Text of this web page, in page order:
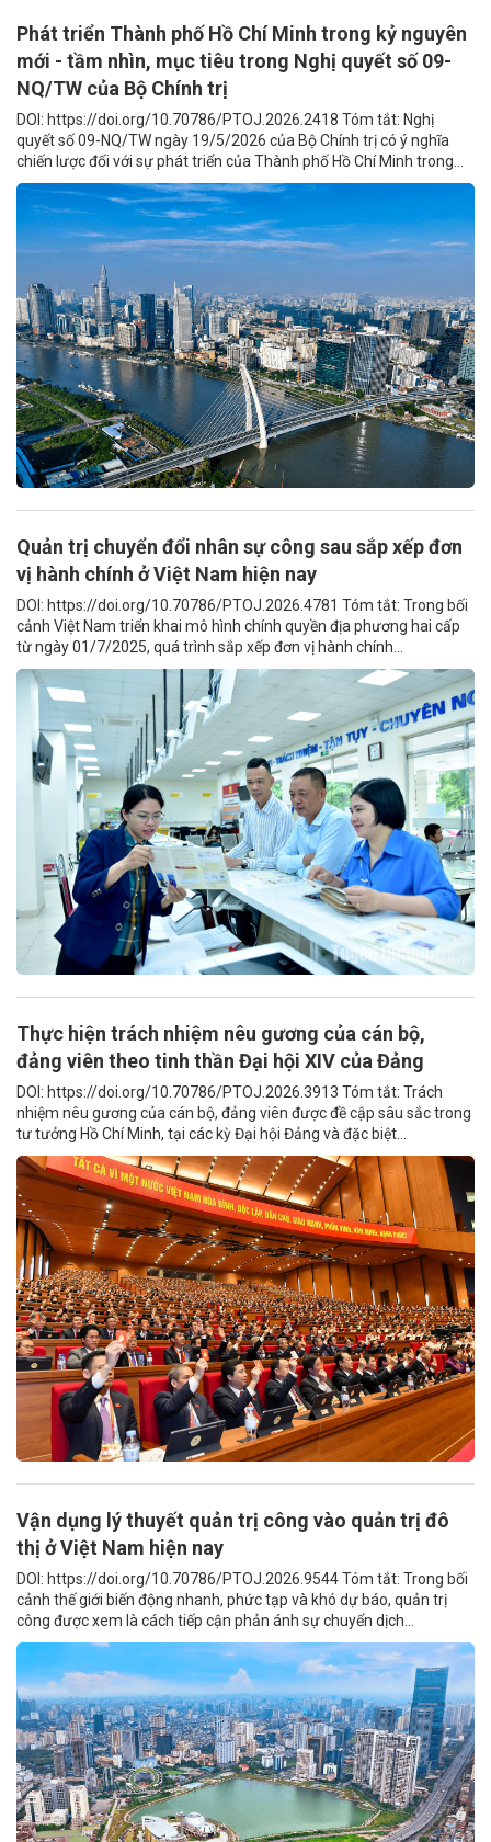
Phát triển Thành phố Hồ Chí Minh trong kỷ nguyên
mới - tầm nhìn, mục tiêu trong Nghị quyết số 09-
NQ/TW của Bộ Chính trị
DOI: https://doi.org/10.70786/PTOJ.2026.2418 Tóm tắt: Nghị
quyết số 09-NQ/TW ngày 19/5/2026 của Bộ Chính trị có ý nghĩa
chiến lược đối với sự phát triển của Thành phố Hồ Chí Minh trong...
Quản trị chuyển đổi nhân sự công sau sắp xếp đơn
vị hành chính ở Việt Nam hiện nay
DOI: https://doi.org/10.70786/PTOJ.2026.4781 Tóm tắt: Trong bối
cảnh Việt Nam triển khai mô hình chính quyền địa phương hai cấp
từ ngày 01/7/2025, quá trình sắp xếp đơn vị hành chính...
Thực hiện trách nhiệm nêu gương của cán bộ,
đảng viên theo tinh thần Đại hội XIV của Đảng
DOI: https://doi.org/10.70786/PTOJ.2026.3913 Tóm tắt: Trách
nhiệm nêu gương của cán bộ, đảng viên được đề cập sâu sắc trong
tư tưởng Hồ Chí Minh, tại các kỳ Đại hội Đảng và đặc biệt...
Vận dụng lý thuyết quản trị công vào quản trị đô
thị ở Việt Nam hiện nay
DOI: https://doi.org/10.70786/PTOJ.2026.9544 Tóm tắt: Trong bối
cảnh thế giới biến động nhanh, phức tạp và khó dự báo, quản trị
công được xem là cách tiếp cận phản ánh sự chuyển dịch...